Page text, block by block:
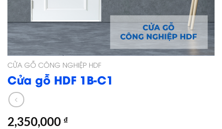
CỬA GỖ CÔNG NGHIỆP HDF
Cửa gỗ HDF 1B-C1
2,350,000 ₫